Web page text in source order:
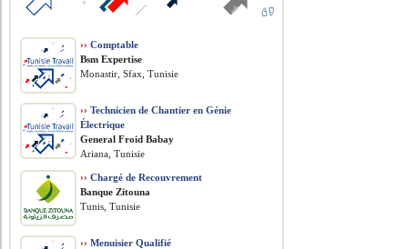
›› Comptable
Bsm Expertise
Monastir, Sfax, Tunisie
›› Technicien de Chantier en Génie
Électrique
General Froid Babay
Ariana, Tunisie
›› Chargé de Recouvrement
Banque Zitouna
Tunis, Tunisie
›› Menuisier Qualifié